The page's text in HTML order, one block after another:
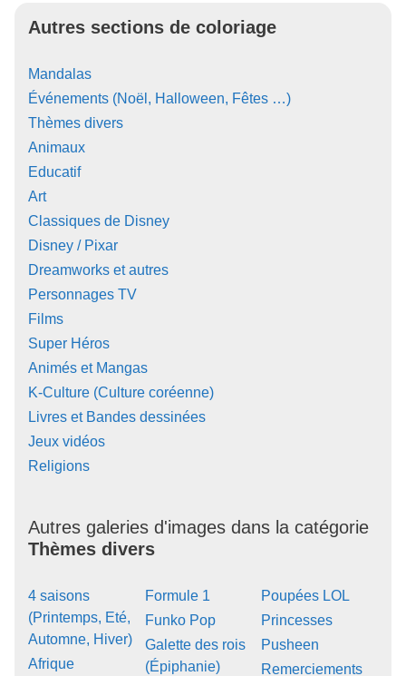
Autres sections de coloriage
Mandalas
Événements (Noël, Halloween, Fêtes …)
Thèmes divers
Animaux
Educatif
Art
Classiques de Disney
Disney / Pixar
Dreamworks et autres
Personnages TV
Films
Super Héros
Animés et Mangas
K-Culture (Culture coréenne)
Livres et Bandes dessinées
Jeux vidéos
Religions
Autres galeries d'images dans la catégorie
Thèmes divers
4 saisons
(Printemps, Eté,
Automne, Hiver)
Afrique
Formule 1
Funko Pop
Galette des rois
(Épiphanie)
Poupées LOL
Princesses
Pusheen
Remerciements